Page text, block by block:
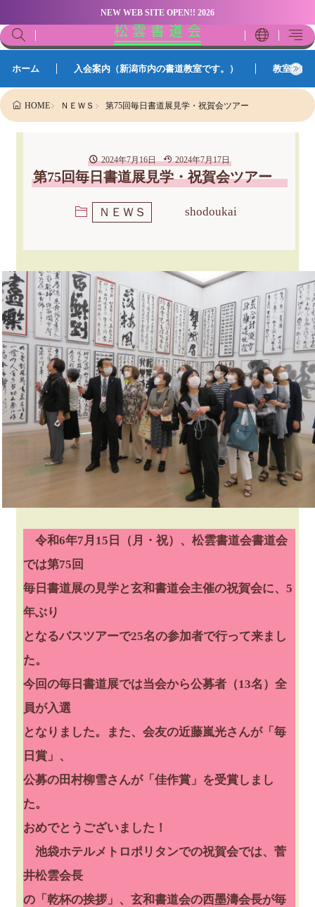
NEW WEB SITE OPEN!! 2026
松 雲 書 道 会
ホーム 入会案内（新潟市内の書道教室です。） 教室案内
HOME ＮＥＷＳ 第75回毎日書道展見学・祝賀会ツアー
2024年7月16日 2024年7月17日
第75回毎日書道展見学・祝賀会ツアー
ＮＥＷＳ shodoukai
令和6年7月15日（月・祝）、松雲書道会書道会
では第75回
毎日書道展の見学と玄和書道会主催の祝賀会に、5
年ぶり
となるバスツアーで25名の参加者で行って来まし
た。
今回の毎日書道展では当会から公募者（13名）全
員が入選
となりました。また、会友の近藤嵐光さんが「毎
日賞」、
公募の田村柳雪さんが「佳作賞」を受賞しまし
た。
おめでとうございました！
池袋ホテルメトロポリタンでの祝賀会では、菅
井松雲会長
の「乾杯の挨拶」、玄和書道会の西墨濤会長が毎